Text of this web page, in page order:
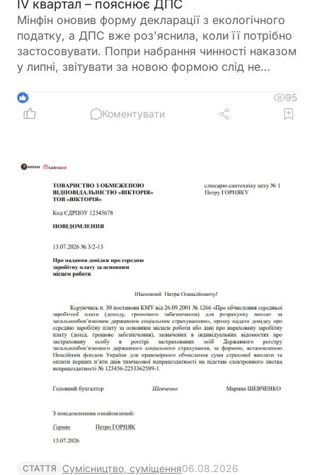
IV квартал – пояснює ДПС
Мінфін оновив форму декларації з екологічного
податку, а ДПС вже роз'яснила, коли її потрібно
застосовувати. Попри набрання чинності наказом
у липні, звітувати за новою формою слід не
подаватиметься оновлена декларація та які зміни
внесено до її форми
5
95
Коментувати
СТАТТЯ Сумісництво, суміщення06.08.2026